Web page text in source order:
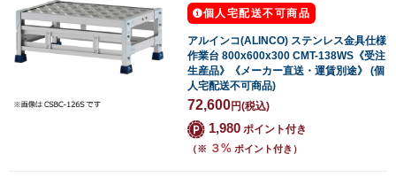
個人宅配送不可商品
アルインコ(ALINCO) ステンレス金具仕様
作業台 800x600x300 CMT-138WS《受注
生産品》《メーカー直送・運賃別途》 (個
人宅配送不可商品)
72,600円(税込)
1,980 ポイント付き
（※ ３% ポイント付き）